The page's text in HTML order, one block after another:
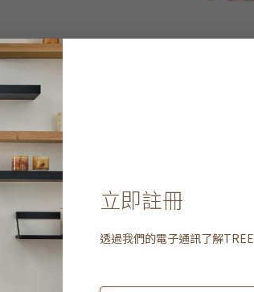
立即註冊
透過我們的電子通訊了解TREE